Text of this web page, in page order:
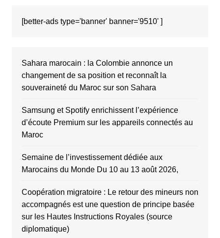
[better-ads type='banner' banner='9510' ]
Sahara marocain : la Colombie annonce un
changement de sa position et reconnaît la
souveraineté du Maroc sur son Sahara
Samsung et Spotify enrichissent l’expérience
d’écoute Premium sur les appareils connectés au
Maroc
Semaine de l’investissement dédiée aux
Marocains du Monde Du 10 au 13 août 2026,
Coopération migratoire : Le retour des mineurs non
accompagnés est une question de principe basée
sur les Hautes Instructions Royales (source
diplomatique)